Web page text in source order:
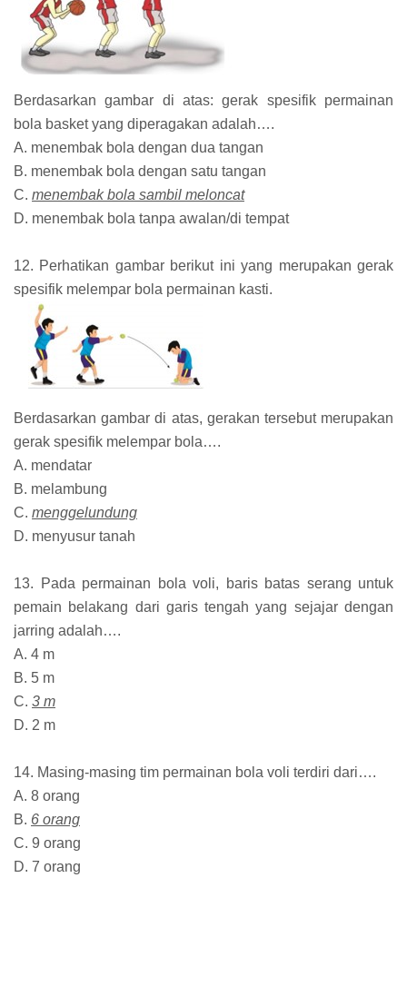
Berdasarkan gambar di atas: gerak spesifik permainan
bola basket yang diperagakan adalah….
A. menembak bola dengan dua tangan
B. menembak bola dengan satu tangan
C. menembak bola sambil meloncat
D. menembak bola tanpa awalan/di tempat
12. Perhatikan gambar berikut ini yang merupakan gerak
spesifik melempar bola permainan kasti.
Berdasarkan gambar di atas, gerakan tersebut merupakan
gerak spesifik melempar bola….
A. mendatar
B. melambung
C. menggelundung
D. menyusur tanah
13. Pada permainan bola voli, baris batas serang untuk
pemain belakang dari garis tengah yang sejajar dengan
jarring adalah….
A. 4 m
B. 5 m
C. 3 m
D. 2 m
14. Masing-masing tim permainan bola voli terdiri dari….
A. 8 orang
B. 6 orang
C. 9 orang
D. 7 orang